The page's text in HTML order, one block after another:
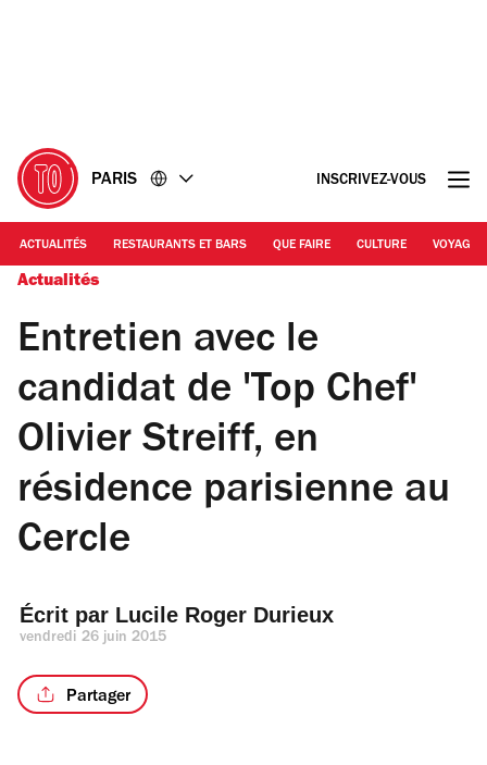
PARIS INSCRIVEZ-VOUS
ACTUALITÉS RESTAURANTS ET BARS QUE FAIRE CULTURE VOYAGE
Actualités
Entretien avec le
candidat de 'Top Chef'
Olivier Streiff, en
résidence parisienne au
Cercle
Écrit par Lucile Roger Durieux
vendredi 26 juin 2015
Partager